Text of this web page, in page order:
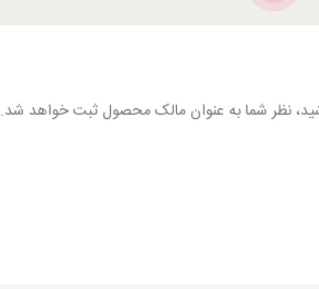
نظر شما به عنوان مالک محصول ثبت خواهد شد.